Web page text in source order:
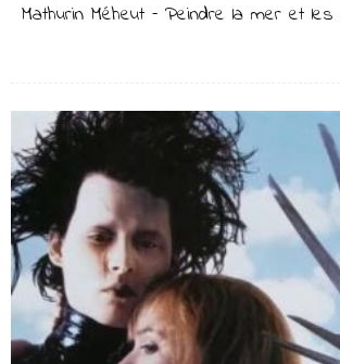
Mathurin Méheut – Peindre la mer et